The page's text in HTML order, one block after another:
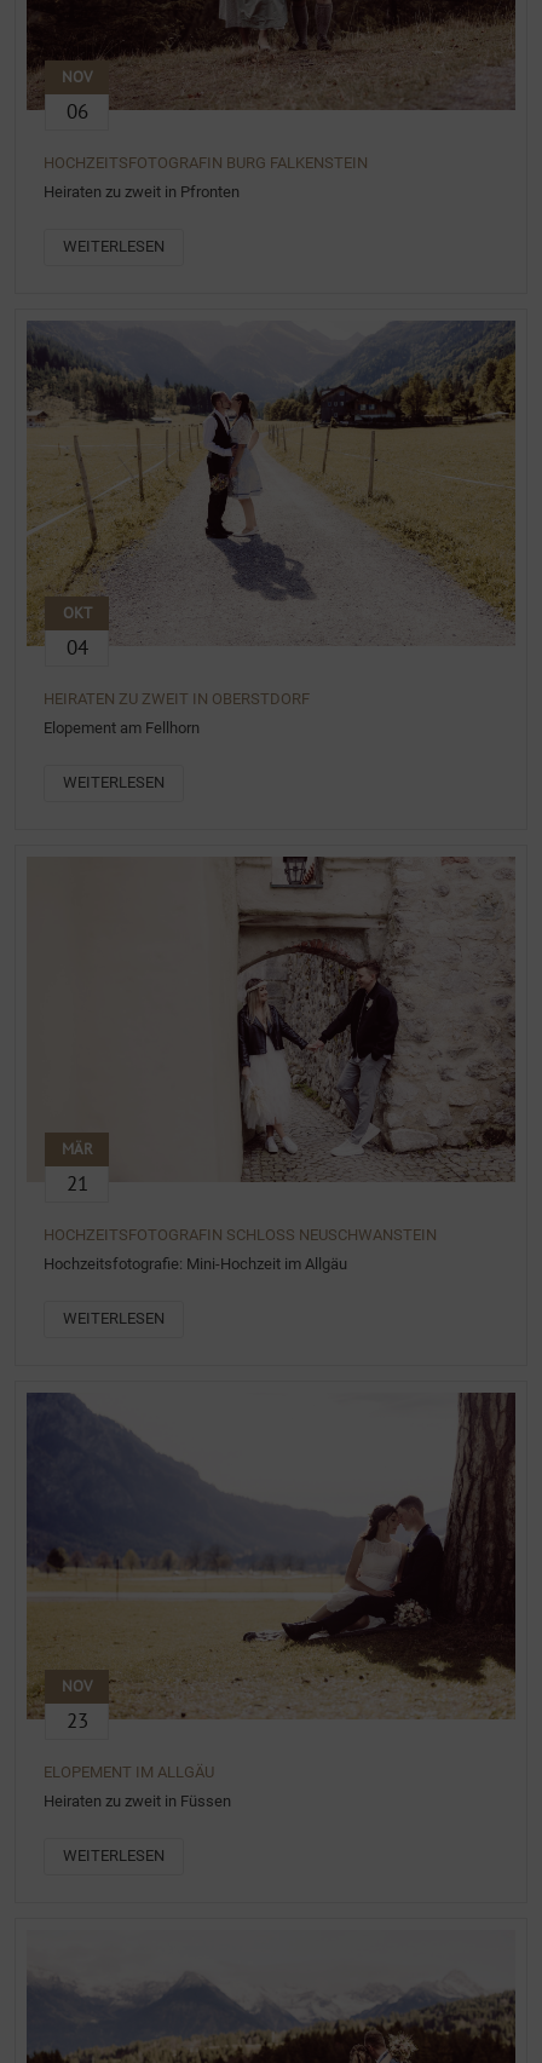
NOV
06
HOCHZEITSFOTOGRAFIN BURG FALKENSTEIN
Heiraten zu zweit in Pfronten
WEITERLESEN
OKT
04
HEIRATEN ZU ZWEIT IN OBERSTDORF
Elopement am Fellhorn
WEITERLESEN
MÄR
21
HOCHZEITSFOTOGRAFIN SCHLOSS NEUSCHWANSTEIN
Hochzeitsfotografie: Mini-Hochzeit im Allgäu
WEITERLESEN
NOV
23
ELOPEMENT IM ALLGÄU
Heiraten zu zweit in Füssen
WEITERLESEN